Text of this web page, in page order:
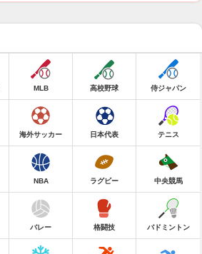
MLB 高校野球 侍ジャパン
海外サッカー 日本代表 テニス
NBA ラグビー 中央競馬
バレー 格闘技 バドミントン